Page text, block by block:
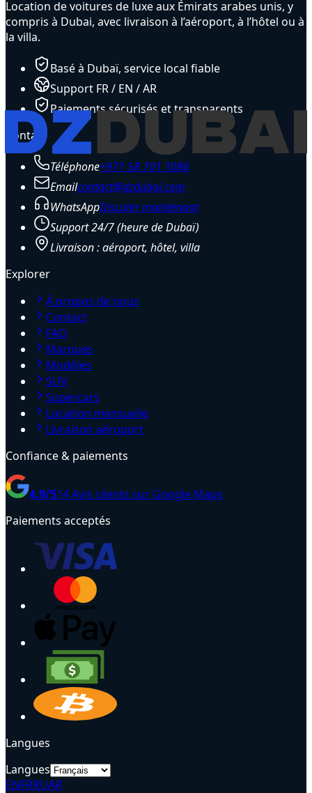
Location de voitures de luxe aux Émirats arabes unis, y
compris à Dubai, avec livraison à l’aéroport, à l’hôtel ou à
la villa.
Basé à Dubaï, service local fiable
Support FR / EN / AR
Paiements sécurisés et transparents
Contact
Téléphone+971 58 101 1086
Emailcontact@dzdubai.com
WhatsAppDiscuter maintenant
Support 24/7 (heure de Dubaï)
Livraison : aéroport, hôtel, villa
Explorer
À propos de nous
Contact
FAQ
Marques
Modèles
SUV
Supercars
Location mensuelle
Livraison aéroport
Confiance & paiements
4.9/514Avis clients sur Google Maps
Paiements acceptés
Langues
Langues
ENFRRUAR